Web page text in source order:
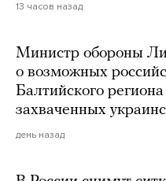
13 часов назад
Министр обороны
о возможных
Балтийского
захваченных
день назад